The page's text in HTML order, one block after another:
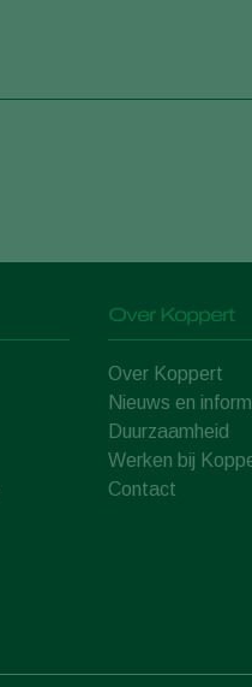
Over Koppert
Over Koppert
Nieuws en
Duurzaamheid
Werken bij
Contact